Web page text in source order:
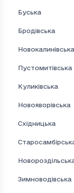
Буська
Бродівська
Новокалинівська
Пустомитівська
Куликівська
Новояворівська
Східницька
Зимноводівська